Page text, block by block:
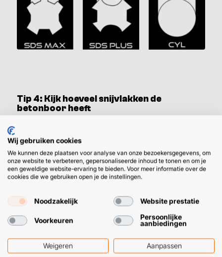
Tip 4: Kijk hoeveel snijvlakken de
betonboor heeft
4-snijder 4 snijvlakken heeft en een 2-snijder 2. Een 2-
snijder betonboor is geschikt voor het boren in alle soorten
steen en beton. De 4-snijder betonboor daarentegen is
OOK geschikt voor het boren in gewapend beton. Daarbij
wat langere levensduur.
Wij gebruiken cookies
We kunnen deze plaatsen voor analyse van onze bezoekersgegevens, om
onze website te verbeteren, gepersonaliseerde inhoud te tonen en om je
een geweldige website-ervaring te bieden. Voor meer informatie over de
cookies die we gebruiken open je de instellingen.
Noodzakelijk Website prestatie
Voorkeuren
Persoonlijke
aanbiedingen
Weigeren Aanpassen